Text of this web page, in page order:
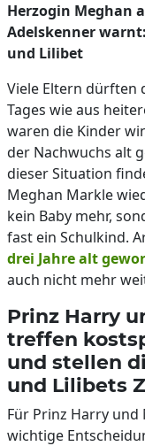
Herzogin Meghan
Adelskenner
und Lilibet
Viele Eltern dürften
Tages wie aus
waren die Kinder
der Nachwuchs alt
dieser Situation
Meghan Markle
kein Baby mehr,
fast ein Schulkind.
drei Jahre alt
auch nicht mehr
Prinz Harry
treffen
und stellen
und Lilibets
Für Prinz Harry
wichtige